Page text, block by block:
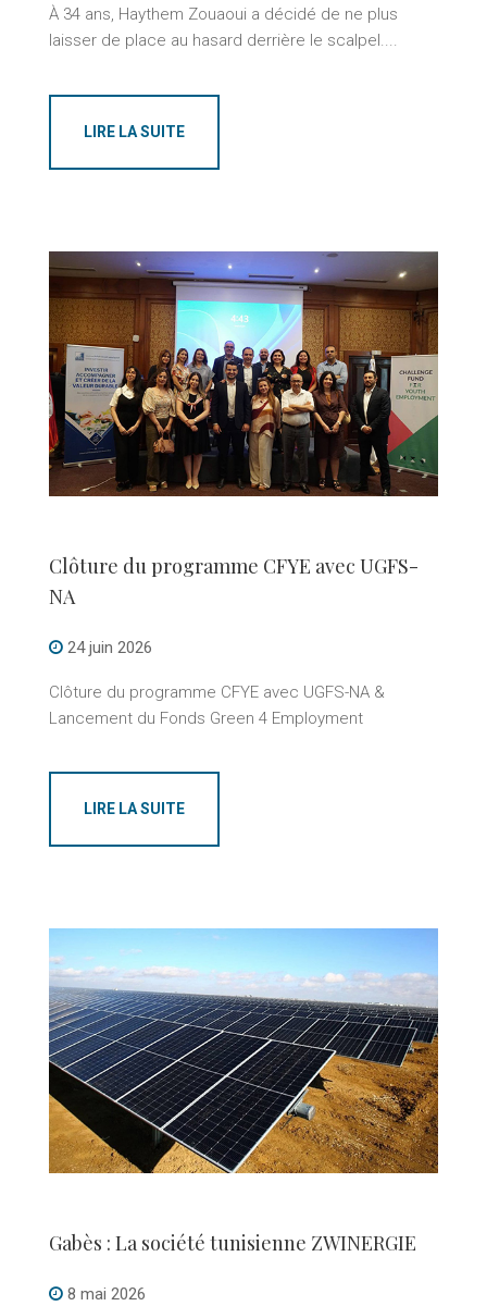
À 34 ans, Haythem Zouaoui a décidé de ne plus
laisser de place au hasard derrière le scalpel....
LIRE LA SUITE
Clôture du programme CFYE avec UGFS-
NA
24 juin 2026
Clôture du programme CFYE avec UGFS-NA &
Lancement du Fonds Green 4 Employment
LIRE LA SUITE
Gabès : La société tunisienne ZWINERGIE
8 mai 2026